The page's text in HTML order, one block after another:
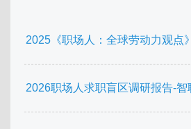
2025《职场人：全球劳动力观点
2026职场人求职盲区调研报告-